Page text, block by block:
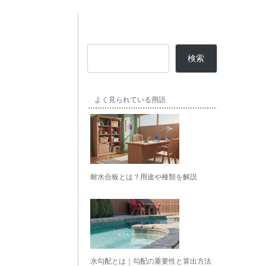
検索
よく見られている用語
耐水合板とは？用途や種類を解説
水勾配とは｜勾配の重要性と算出方法